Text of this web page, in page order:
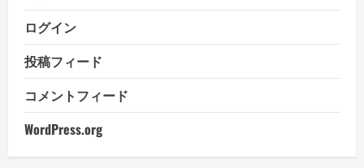
ログイン
投稿フィード
コメントフィード
WordPress.org